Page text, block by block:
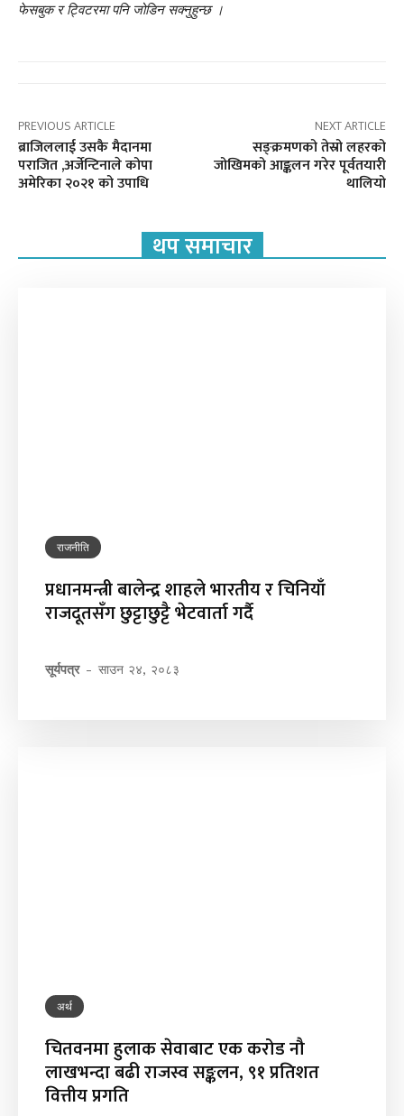
फेसबुक र ट्विटरमा पनि जोडिन सक्नुहुन्छ ।
PREVIOUS ARTICLE
ब्राजिललाई उसकै मैदानमा
पराजित ,अर्जेन्टिनाले कोपा
अमेरिका २०२१ को उपाधि
NEXT ARTICLE
सङ्क्रमणको तेस्रो लहरको
जोखिमको आङ्कलन गरेर पूर्वतयारी
थालियो
थप समाचार
राजनीति
प्रधानमन्त्री बालेन्द्र शाहले भारतीय र चिनियाँ
राजदूतसँग छुट्टाछुट्टै भेटवार्ता गर्दै
सूर्यपत्र - साउन २४, २०८३
अर्थ
चितवनमा हुलाक सेवाबाट एक करोड नौ
लाखभन्दा बढी राजस्व सङ्कलन, ९१ प्रतिशत
वित्तीय प्रगति